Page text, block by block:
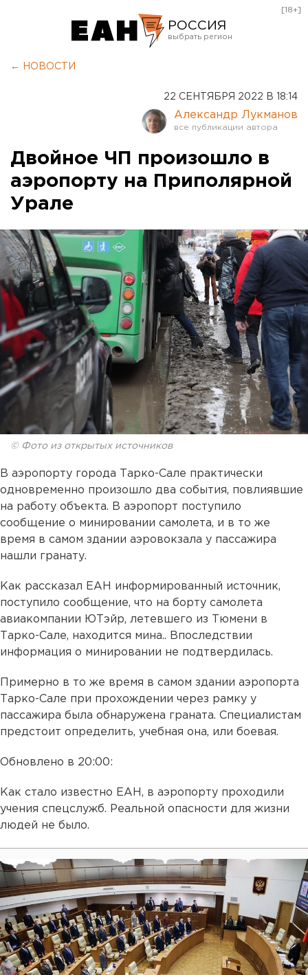
РОССИЯ
Оренбург
[18+]
← НОВОСТИ
22 СЕНТЯБРЯ 2022 В 18:14
Александр Лукманов
Двойное ЧП произошло в
аэропорту на Приполярной
Урале
© Фото из открытых источников
В аэропорту города Тарко-Сале практически
одновременно произошло два события, повлиявшие
на работу объекта. В аэропорт поступило
сообщение о минировании самолета, и в то же
время в самом здании аэровокзала у пассажира
нашли гранату.
Как рассказал ЕАН информированный источник,
поступило сообщение, что на борту самолета
авиакомпании ЮТэйр, летевшего из Тюмени в
Тарко-Сале, находится мина.. Впоследствии
информация о минировании не подтвердилась.
Примерно в то же время в самом здании аэропорта
Тарко-Сале при прохождении через рамку у
пассажира была обнаружена граната. Специалистам
предстоит определить, учебная она, или боевая.
Обновлено в 20:00:
Как стало известно ЕАН, в аэропорту проходили
учения спецслужб. Реальной опасности для жизни
людей не было.